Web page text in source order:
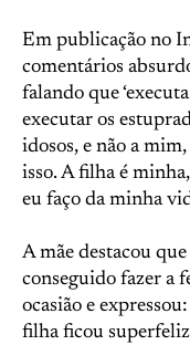
Em publicação no
comentários
falando que
executar os
idosos, e não a
isso. A filha é
eu faço da minha
A mãe destacou
conseguido fazer a
ocasião e
filha ficou